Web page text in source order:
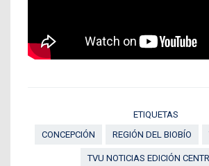
ETIQUETAS
CONCEPCIÓN
REGIÓN DEL BIOBÍO
TVU NOTICIAS EDICIÓN